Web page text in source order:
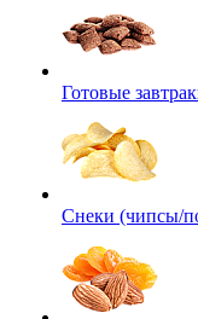
Готовые
Снеки (чипсы/